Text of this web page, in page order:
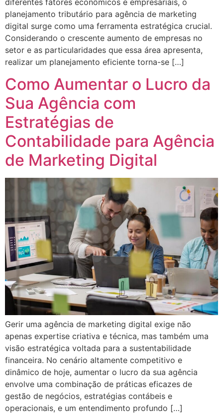
planejamento tributário para agência de marketing
digital surge como uma ferramenta estratégica crucial.
Considerando o crescente aumento de empresas no
setor e as particularidades que essa área apresenta,
realizar um planejamento eficiente torna-se […]
Como Aumentar o Lucro da
Sua Agência com
Estratégias de
Contabilidade para Agência
de Marketing Digital
Gerir uma agência de marketing digital exige não
apenas expertise criativa e técnica, mas também uma
visão estratégica voltada para a sustentabilidade
financeira. No cenário altamente competitivo e
dinâmico de hoje, aumentar o lucro da sua agência
envolve uma combinação de práticas eficazes de
gestão de negócios, estratégias contábeis e
operacionais, e um entendimento profundo […]